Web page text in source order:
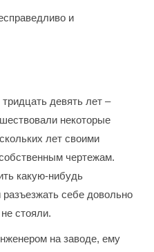
и
девять лет –
некоторые
лет своими
чертежам.
какую-нибудь
себе довольно
стояли.
на заводе, ему